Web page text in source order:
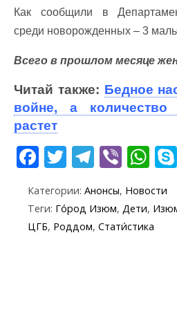
Как сообщили в
среди новорожденных – 3
Всего в прошлом месяце
Читай также: Бедное
войне, а
растет
F
e
b
T
itt
er
T
e
gr
Vi
er
W
at
s
Категории: Анонсы, Новости
Теги: Го́род Изюм, Дети,
ЦГБ, Роддом, Стати́стика